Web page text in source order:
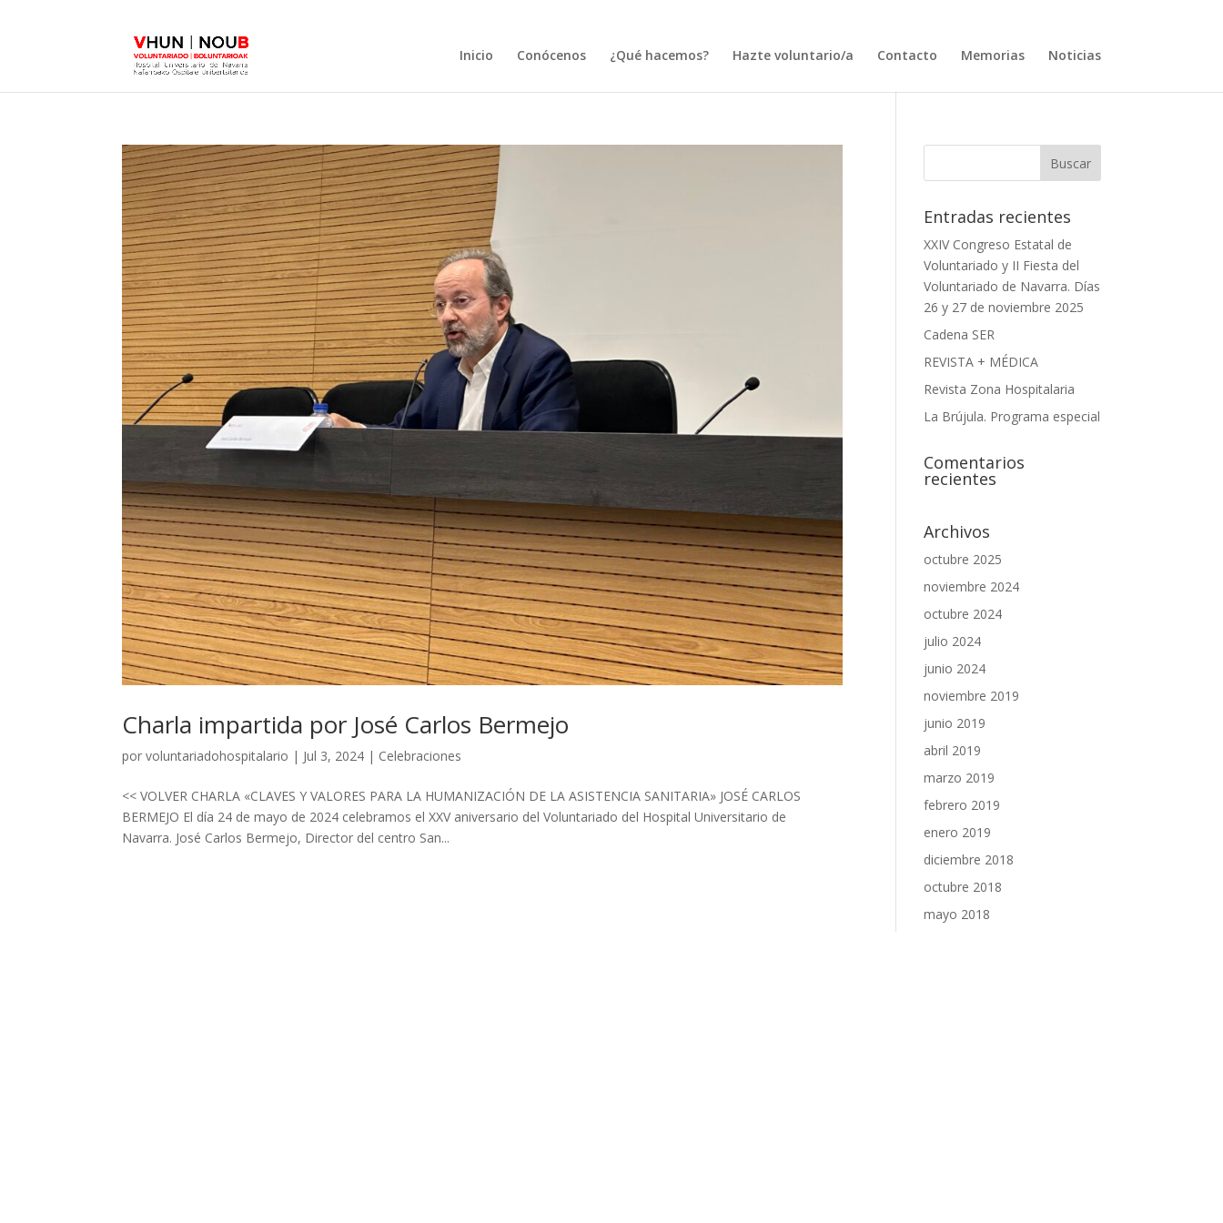
Inicio Conócenos ¿Qué hacemos? Hazte voluntario/a Contacto Memorias Noticias
Charla impartida por José Carlos Bermejo
porvoluntariadohospitalario | Jul 3, 2024 | Celebraciones
<< VOLVER CHARLA «CLAVES Y VALORES PARA LA HUMANIZACIÓN DE LA ASISTENCIA SANITARIA» JOSÉ CARLOS
BERMEJO El día 24 de mayo de 2024 celebramos el XXV aniversario del Voluntariado del Hospital Universitario de
Navarra. José Carlos Bermejo, Director del centro San...
Entradas recientes
XXIV Congreso Estatal de
Voluntariado y II Fiesta del
Voluntariado de Navarra. Días
26 y 27 de noviembre 2025
Cadena SER
REVISTA + MÉDICA
Revista Zona Hospitalaria
La Brújula. Programa especial
Comentarios
recientes
Archivos
octubre 2025
noviembre 2024
octubre 2024
julio 2024
junio 2024
noviembre 2019
junio 2019
abril 2019
marzo 2019
febrero 2019
enero 2019
diciembre 2018
octubre 2018
mayo 2018